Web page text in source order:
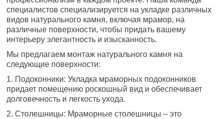
специалистов специализируется на укладке различных
видов натурального камня, включая мрамор, на
различные поверхности, чтобы придать вашему
интерьеру элегантность и изысканность.
Мы предлагаем монтаж натурального камня на
следующие поверхности:
1. Подоконники: Укладка мраморных подоконников
придает помещению роскошный вид и обеспечивает
долговечность и легкость ухода.
2. Столешницы: Мраморные столешницы – это